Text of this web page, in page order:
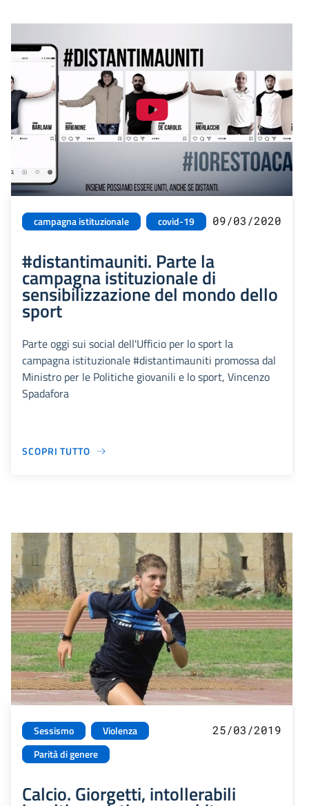
campagna istituzionale covid-19 09/03/2020
#distantimauniti. Parte la
campagna istituzionale di
sensibilizzazione del mondo dello
sport
Parte oggi sui social dell'Ufficio per lo sport la
campagna istituzionale #distantimauniti promossa dal
Ministro per le Politiche giovanili e lo sport, Vincenzo
Spadafora
SCOPRI TUTTO
Sessismo
Violenza
Parità di genere
25/03/2019
Calcio. Giorgetti, intollerabili